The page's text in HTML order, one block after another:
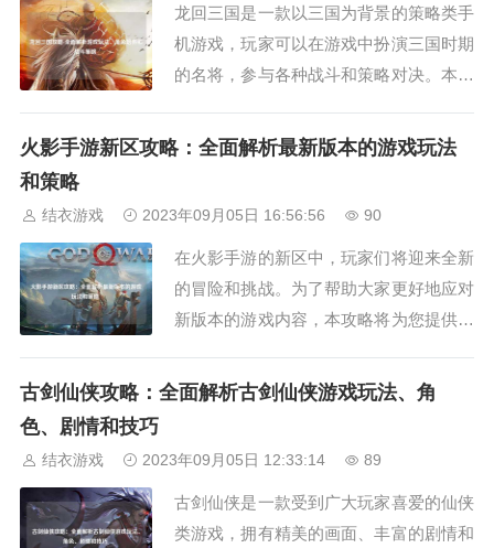
角，与其他玩家...
龙回三国是一款以三国为背景的策略类手
机游戏，玩家可以在游戏中扮演三国时期
的名将，参与各种战斗和策略对决。本攻
斗策略，帮助玩家更好地掌握游戏。一、
核心，玩家可以通过完成任务、战斗和剧
情推进来解锁...
火影手游新区攻略：全面解析最新版本的游戏玩法
和策略
结衣游戏 2023年09月05日 16:56:56 90
在火影手游的新区中，玩家们将迎来全新
的冒险和挑战。为了帮助大家更好地应对
新版本的游戏内容，本攻略将为您提供详
中取得更好的游戏成绩。新区开启策略在
快提升自己的等级和实力。还可以与其他
玩家组队进行...
古剑仙侠攻略：全面解析古剑仙侠游戏玩法、角
色、剧情和技巧
结衣游戏 2023年09月05日 12:33:14 89
古剑仙侠是一款受到广大玩家喜爱的仙侠
类游戏，拥有精美的画面、丰富的剧情和